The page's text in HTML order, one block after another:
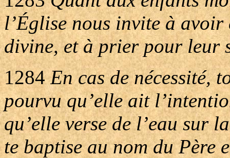
l’Église nous invite à
divine, et à prier pour leur
1284En cas de nécessité,
pourvu qu’elle ait
qu’elle verse de l’eau sur
te baptise au nom du Père